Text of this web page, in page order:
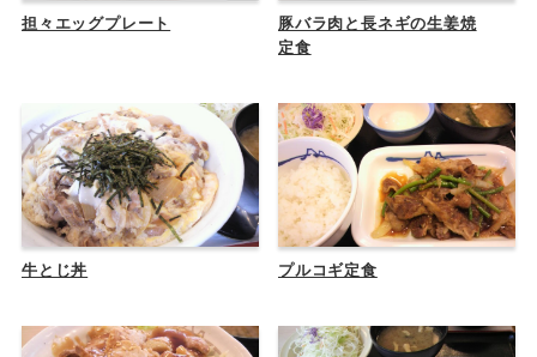
担々エッグプレート
豚バラ肉と長ネギの生姜焼
定食
牛とじ丼 プルコギ定食